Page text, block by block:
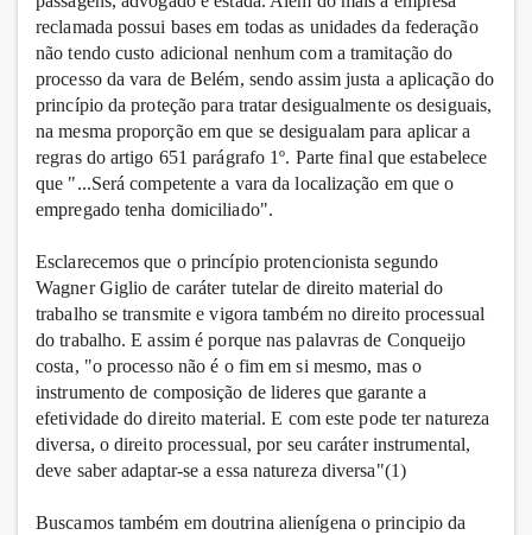
reclamada possui bases em todas as unidades da federação
não tendo custo adicional nenhum com a tramitação do
processo da vara de Belém, sendo assim justa a aplicação do
princípio da proteção para tratar desigualmente os desiguais,
na mesma proporção em que se desigualam para aplicar a
regras do artigo 651 parágrafo 1º. Parte final que estabelece
que "...Será competente a vara da localização em que o
empregado tenha domiciliado".
Esclarecemos que o princípio protencionista segundo
Wagner Giglio de caráter tutelar de direito material do
trabalho se transmite e vigora também no direito processual
do trabalho. E assim é porque nas palavras de Conqueijo
costa, "o processo não é o fim em si mesmo, mas o
instrumento de composição de lideres que garante a
efetividade do direito material. E com este pode ter natureza
diversa, o direito processual, por seu caráter instrumental,
deve saber adaptar-se a essa natureza diversa"(1)
Buscamos também em doutrina alienígena o principio da